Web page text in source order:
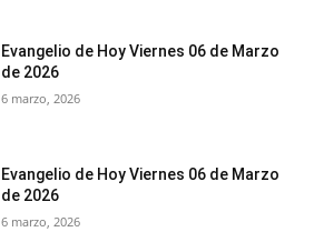
Evangelio de Hoy Viernes 06 de Marzo
de 2026
6 marzo, 2026
Evangelio de Hoy Viernes 06 de Marzo
de 2026
6 marzo, 2026